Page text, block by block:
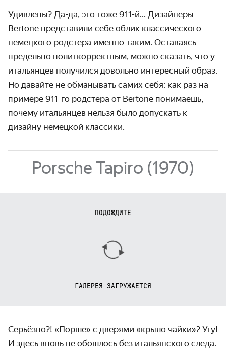
Удивлены? Да-да, это тоже 911-й... Дизайнеры
Bertone пред­ставили себе облик класси­ческого
немецкого родстера именно таким. Оставаясь
предельно полит­коррект­ным, можно сказать, что у
итальянцев получился довольно интересный образ.
Но давайте не обманы­вать самих себя: как раз на
примере 911-го родстера от Bertone понимаешь,
почему италь­янцев нельзя было допускать к
дизайну немецкой классики.
Porsche Tapiro (1970)
ПОДОЖДИТЕ
ГАЛЕРЕЯ ЗАГРУЖАЕТСЯ
Серьёзно?! «Порше» с дверями «крыло чайки»? Угу!
И здесь вновь не обошлось без италь­янского следа.